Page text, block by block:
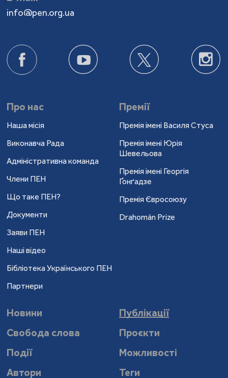
info@pen.org.ua
Про нас
Наша місія
Виконавча Рада
Адміністративна команда
Члени ПЕН
Що таке ПЕН?
Документи
Заяви ПЕН
Наші відео
Бібліотека Українського ПЕН
Партнери
Премії
Премія імені Василя Стуса
Премія імені Юрія
Шевельова
Премія імені Георгія
Ґонґадзе
Премія Євросоюзу
Drahomán Prize
Новини
Публікації
Свобода слова
Проєкти
Події
Можливості
Автори
Теги